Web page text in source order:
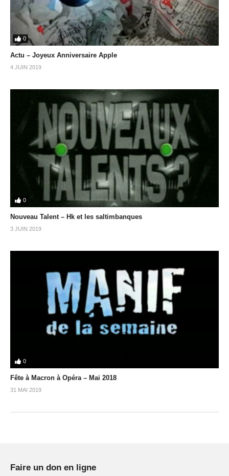
0
Actu – Joyeux Anniversaire Apple
4 JUIN 2019
0
Nouveau Talent – Hk et les saltimbanques
3 JUIN 2019
0
Fête à Macron à Opéra – Mai 2018
31 MAI 2019
Faire un don en ligne